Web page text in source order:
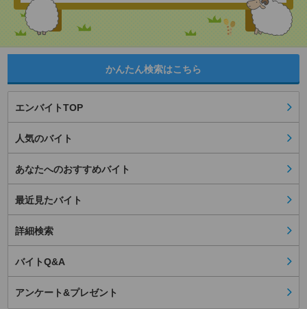
かんたん検索はこちら
エンバイトTOP
人気のバイト
あなたへのおすすめバイト
最近見たバイト
詳細検索
バイトQ&A
アンケート&プレゼント